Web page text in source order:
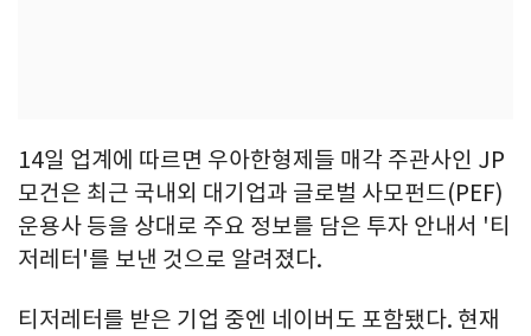
14일 업계에 따르면 우아한형제들 매각 주관사인 JP
모건은 최근 국내외 대기업과 글로벌 사모펀드(PEF)
운용사 등을 상대로 주요 정보를 담은 투자 안내서 '티
저레터'를 보낸 것으로 알려졌다.
티저레터를 받은 기업 중엔 네이버도 포함됐다. 현재